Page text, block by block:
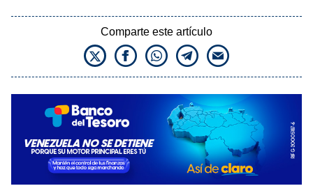
Comparte este artículo